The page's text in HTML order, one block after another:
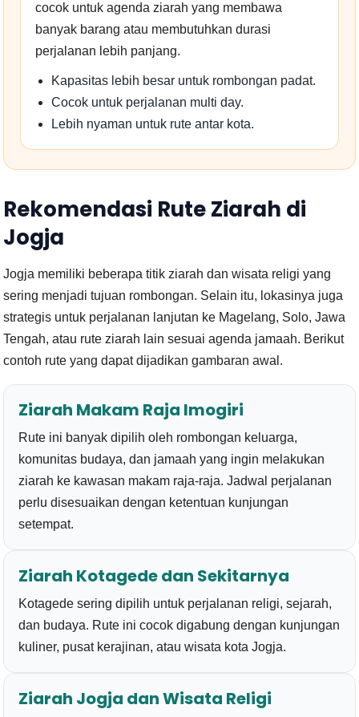
cocok untuk agenda ziarah yang membawa
banyak barang atau membutuhkan durasi
perjalanan lebih panjang.
Kapasitas lebih besar untuk rombongan padat.
Cocok untuk perjalanan multi day.
Lebih nyaman untuk rute antar kota.
Rekomendasi Rute Ziarah di
Jogja
Jogja memiliki beberapa titik ziarah dan wisata religi yang
sering menjadi tujuan rombongan. Selain itu, lokasinya juga
strategis untuk perjalanan lanjutan ke Magelang, Solo, Jawa
Tengah, atau rute ziarah lain sesuai agenda jamaah. Berikut
contoh rute yang dapat dijadikan gambaran awal.
Ziarah Makam Raja Imogiri
Rute ini banyak dipilih oleh rombongan keluarga,
komunitas budaya, dan jamaah yang ingin melakukan
ziarah ke kawasan makam raja-raja. Jadwal perjalanan
perlu disesuaikan dengan ketentuan kunjungan
setempat.
Ziarah Kotagede dan Sekitarnya
Kotagede sering dipilih untuk perjalanan religi, sejarah,
dan budaya. Rute ini cocok digabung dengan kunjungan
kuliner, pusat kerajinan, atau wisata kota Jogja.
Ziarah Jogja dan Wisata Religi